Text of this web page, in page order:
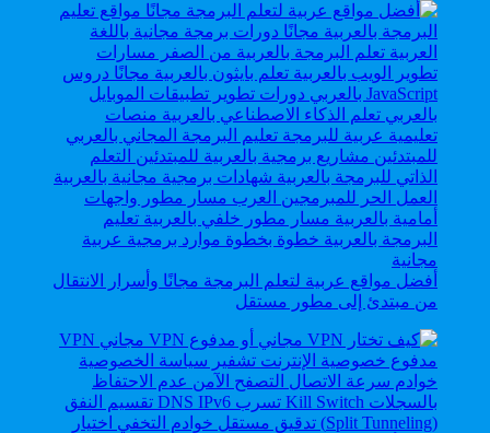
أفضل مواقع عربية لتعلم البرمجة مجانًا وأسرار الانتقال
من مبتدئ إلى مطور مستقل